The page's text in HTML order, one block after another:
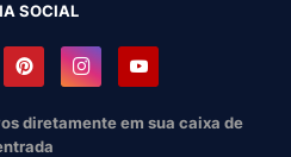
SOCIAL
diretamente em sua caixa de